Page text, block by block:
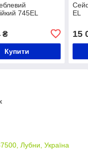
745EL
₴
Купити
EL
15
Лубни, Україна